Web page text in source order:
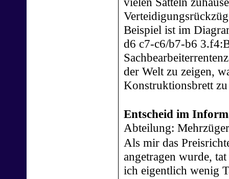
Beispiel ist im
d6 c7-c6/b7-b6
der Welt zu zeigen,
Konstruktionsbrett
Entscheid im
Abteilung:
Als mir das
angetragen wurde,
ich eigentlich wenig